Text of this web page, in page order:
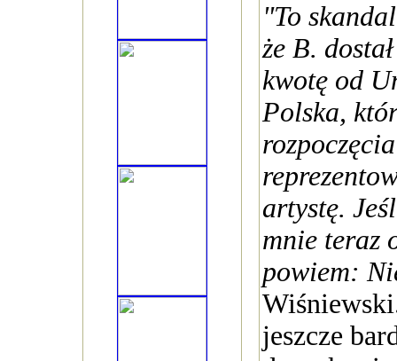
"To
że B.
kwotę od
Polska,
artystę.
mnie teraz
powiem:
jeszcze